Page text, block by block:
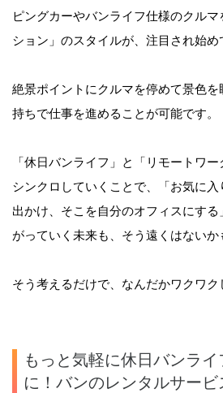
ピングカーやバンライフ仕様のクル
ション」のスタイルが、注目され始め
絶景ポイントにクルマを停めて景色
持ちで仕事を進めることが可能です。
「休日バンライフ」と「リモートワ
シンクロしていくことで、「お気に
出かけ、そこを自分のオフィスにす
がっていく未来も、そう遠くはないか
そう考えるだけで、なんだかワクワ
もっと気軽に休日バンラ
に！バンのレンタルサービ